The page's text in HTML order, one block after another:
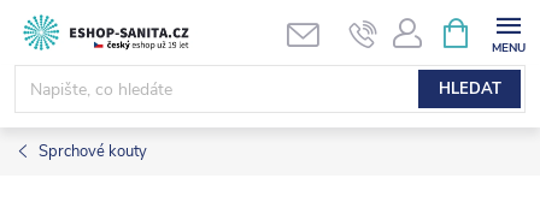
Přejít
obsah
HLEDAT
NÁKUPNÍ
KOŠÍK
Sprchové kouty